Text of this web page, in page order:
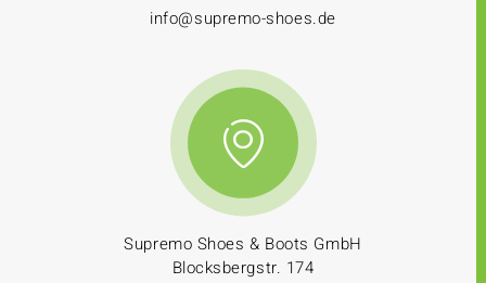
info@supremo-shoes.de
Supremo Shoes & Boots GmbH
Blocksbergstr. 174